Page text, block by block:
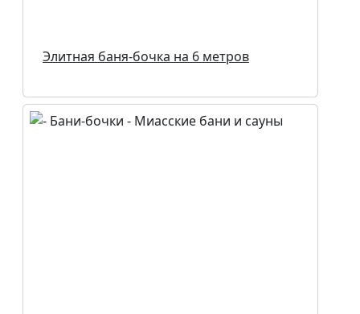
Элитная баня-бочка на 6 метров